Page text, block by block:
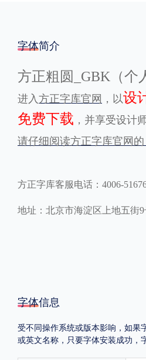
格式
.TTF .OTF
地区
POP字体下载 字库打包下载
字体简介
方正粗圆_GBK（个
进入 方正字库官网 ，以设
免费下载 ，并享受设计
请仔细阅读方正字库官网
方正字库客服电话：4006-
地址：北京市海淀区上地五街
字体信息
受不同操作系统或版本影响，如果
或英文名称，只要字体安装成功，